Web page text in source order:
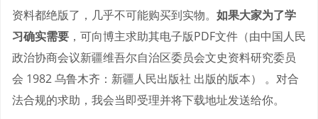
资料都绝版了，几乎不可能购买到实物。 如果大家为了学
习确实需要 ，可向博主求助其电子版PDF文件（由中国人民
政治协商会议新疆维吾尔自治区委员会文史资料研究委员
会 1982 乌鲁木齐：新疆人民出版社 出版的版本） 。对合
法合规的求助，我会当即受理并将下载地址发送给你。